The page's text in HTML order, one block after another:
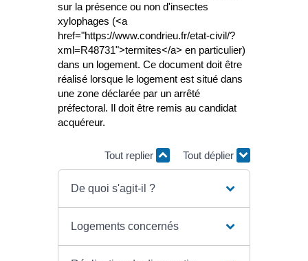
sur la présence ou non d'insectes
xylophages (<a
href="https://www.condrieu.fr/etat-civil/?
xml=R48731">termites</a> en particulier)
dans un logement. Ce document doit être
réalisé lorsque le logement est situé dans
une zone déclarée par un arrêté
préfectoral. Il doit être remis au candidat
acquéreur.
Tout replier Tout déplier
De quoi s'agit-il ?
Logements concernés